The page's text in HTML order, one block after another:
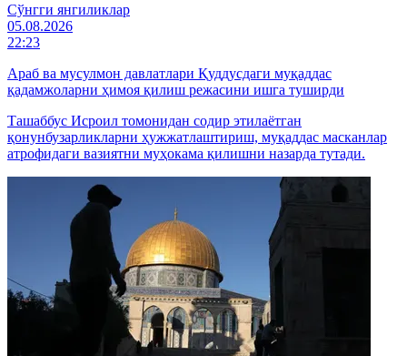
Cўнгги янгиликлар
05.08.2026
22:23
Араб ва мусулмон давлатлари Қуддусдаги муқаддас
қадамжоларни ҳимоя қилиш режасини ишга туширди
Ташаббус Исроил томонидан содир этилаётган
қонунбузарликларни ҳужжатлаштириш, муқаддас масканлар
атрофидаги вазиятни муҳокама қилишни назарда тутади.